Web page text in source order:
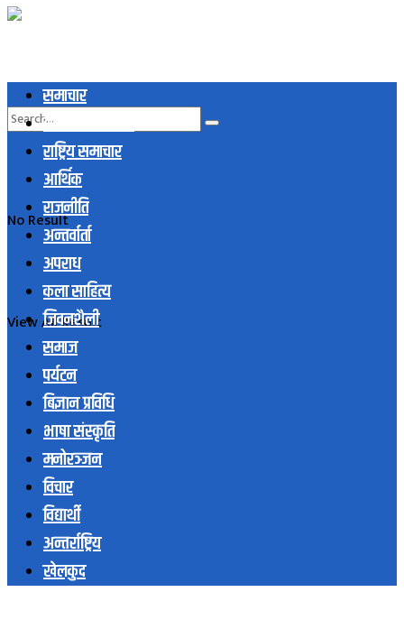
No Result
View All Result
समाचार
स्थानिय समाचार
राष्ट्रिय समाचार
आर्थिक
राजनीति
अन्तर्वार्ता
अपराध
कला साहित्य
जिवनशैली
समाज
पर्यटन
बिज्ञान प्रविधि
भाषा संस्कृति
मनोरञ्जन
विचार
विद्यार्थी
अन्तर्राष्ट्रिय
खेलकुद